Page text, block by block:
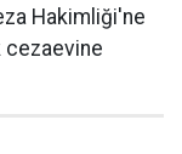
Hakimliği'ne
cezaevine